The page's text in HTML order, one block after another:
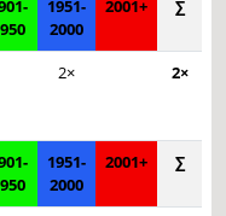
1951-
2000
2001+ ∑
2× 2×
1951-
2000
2001+ ∑